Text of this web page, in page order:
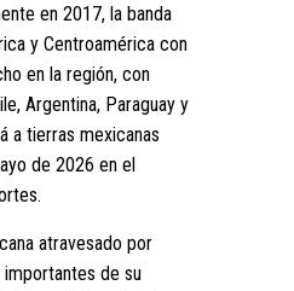
en 2017, la banda
y Centroamérica con
en la región, con
Argentina, Paraguay y
a tierras mexicanas
de 2026 en el
atravesado por
de su